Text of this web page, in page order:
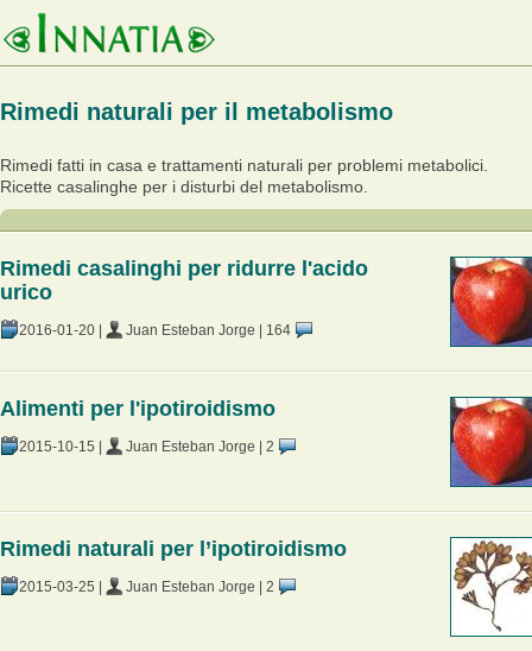
Rimedi naturali per il metabolismo
Rimedi fatti in casa e trattamenti naturali per problemi metabolici.
Ricette casalinghe per i disturbi del metabolismo.
Rimedi casalinghi per ridurre l'acido
urico
2016-01-20 Juan Esteban Jorge 164
Alimenti per l'ipotiroidismo
2015-10-15 Juan Esteban Jorge 2
Rimedi naturali per l’ipotiroidismo
2015-03-25 Juan Esteban Jorge 2